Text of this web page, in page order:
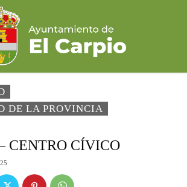
DE LA PROVINCIA
CENTRO CÍVICO